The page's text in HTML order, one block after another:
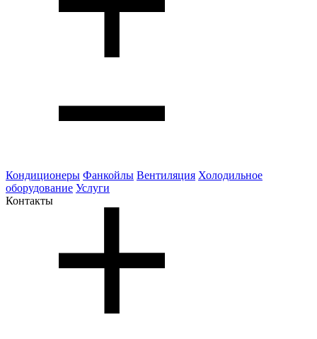
Кондиционеры Фанкойлы Вентиляция Холодильное
оборудование Услуги
Контакты